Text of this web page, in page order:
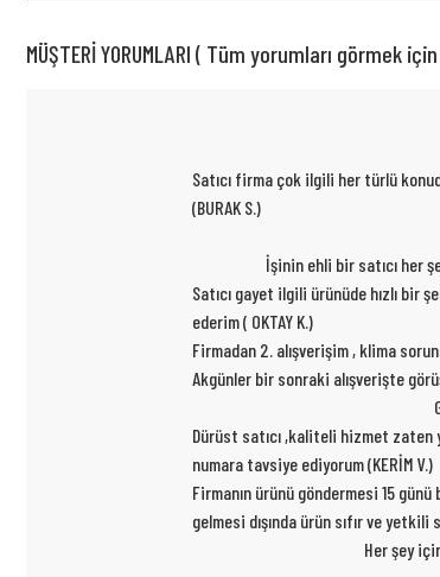
MÜŞTERİ YORUMLARI ( Tüm yorumları görmek
Satıcı firma çok ilgili her türlü
(BURAK S.)
İşinin ehli bir satıcı her
Satıcı gayet ilgili ürünüde hızlı bir
ederim ( OKTAY K.)
Firmadan 2. alışverişim , klima
Akgünler bir sonraki alışverişte
Dürüst satıcı ,kaliteli hizmet zaten
numara tavsiye ediyorum (KERİM V.)
Firmanın ürünü göndermesi 15
gelmesi dışında ürün sıfır ve
Her şey